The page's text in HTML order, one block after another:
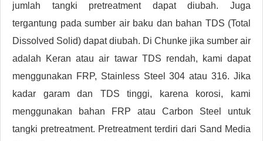
jumlah tangki pretreatment dapat diubah. Juga
tergantung pada sumber air baku dan bahan TDS (Total
Dissolved Solid) dapat diubah. Di Chunke jika sumber air
adalah Keran atau air tawar TDS rendah, kami dapat
menggunakan FRP, Stainless Steel 304 atau 316. Jika
kadar garam dan TDS tinggi, karena korosi, kami
menggunakan bahan FRP atau Carbon Steel untuk
tangki pretreatment. Pretreatment terdiri dari Sand Media